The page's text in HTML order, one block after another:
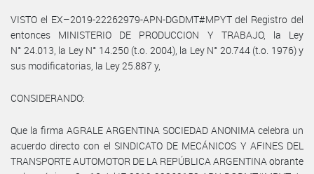
VISTO el EX–2019-22262979-APN-DGDMT#MPYT del Registro del
entonces MINISTERIO DE PRODUCCION Y TRABAJO, la Ley
N° 24.013, la Ley N° 14.250 (t.o. 2004), la Ley N° 20.744 (t.o. 1976) y
sus modificatorias, la Ley 25.887 y,
CONSIDERANDO:
Que la firma AGRALE ARGENTINA SOCIEDAD ANONIMA celebra un
acuerdo directo con el SINDICATO DE MECÁNICOS Y AFINES DEL
TRANSPORTE AUTOMOTOR DE LA REPÚBLICA ARGENTINA obrante